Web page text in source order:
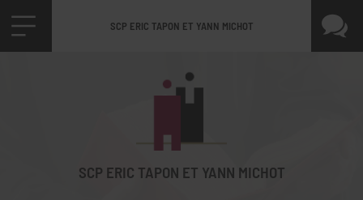
SCP ERIC TAPON ET YANN MICHOT
SCP ERIC TAPON ET YANN MICHOT